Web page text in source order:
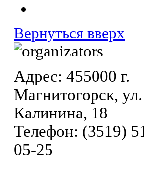
Вернуться вверх
Адрес: 455000 г.
Магнитогорск, ул.
Калинина, 18
Телефон: (3519)
05-25